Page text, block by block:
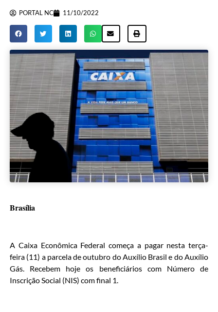
PORTAL NC 11/10/2022
Brasília
A Caixa Econômica Federal começa a pagar nesta terça-
feira (11) a parcela de outubro do Auxílio Brasil e do Auxílio
Gás. Recebem hoje os beneficiários com Número de
Inscrição Social (NIS) com final 1.